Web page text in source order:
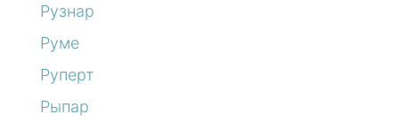
Рузнар
Руме
Руперт
Рыпар